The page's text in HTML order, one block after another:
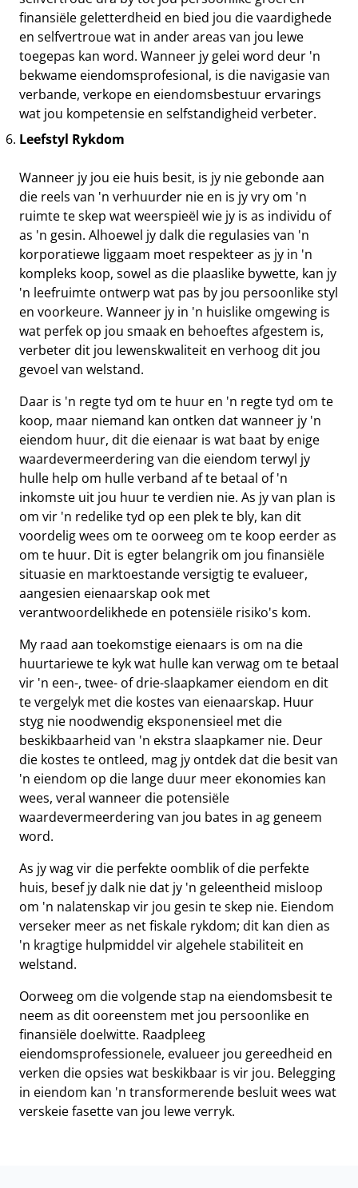
finansiële geletterdheid en bied jou die vaardighede
en selfvertroue wat in ander areas van jou lewe
toegepas kan word. Wanneer jy gelei word deur 'n
bekwame eiendomsprofesional, is die navigasie van
verbande, verkope en eiendomsbestuur ervarings
wat jou kompetensie en selfstandigheid verbeter.
Leefstyl Rykdom
Wanneer jy jou eie huis besit, is jy nie gebonde aan
die reels van 'n verhuurder nie en is jy vry om 'n
ruimte te skep wat weerspieël wie jy is as individu of
as 'n gesin. Alhoewel jy dalk die regulasies van 'n
korporatiewe liggaam moet respekteer as jy in 'n
kompleks koop, sowel as die plaaslike bywette, kan jy
'n leefruimte ontwerp wat pas by jou persoonlike styl
en voorkeure. Wanneer jy in 'n huislike omgewing is
wat perfek op jou smaak en behoeftes afgestem is,
verbeter dit jou lewenskwaliteit en verhoog dit jou
gevoel van welstand.
Daar is 'n regte tyd om te huur en 'n regte tyd om te
koop, maar niemand kan ontken dat wanneer jy 'n
eiendom huur, dit die eienaar is wat baat by enige
waardevermeerdering van die eiendom terwyl jy
hulle help om hulle verband af te betaal of 'n
inkomste uit jou huur te verdien nie. As jy van plan is
om vir 'n redelike tyd op een plek te bly, kan dit
voordelig wees om te oorweeg om te koop eerder as
om te huur. Dit is egter belangrik om jou finansiële
situasie en marktoestande versigtig te evalueer,
aangesien eienaarskap ook met
verantwoordelikhede en potensiële risiko's kom.
My raad aan toekomstige eienaars is om na die
huurtariewe te kyk wat hulle kan verwag om te betaal
vir 'n een-, twee- of drie-slaapkamer eiendom en dit
te vergelyk met die kostes van eienaarskap. Huur
styg nie noodwendig eksponensieel met die
beskikbaarheid van 'n ekstra slaapkamer nie. Deur
die kostes te ontleed, mag jy ontdek dat die besit van
'n eiendom op die lange duur meer ekonomies kan
wees, veral wanneer die potensiële
waardevermeerdering van jou bates in ag geneem
word.
As jy wag vir die perfekte oomblik of die perfekte
huis, besef jy dalk nie dat jy 'n geleentheid misloop
om 'n nalatenskap vir jou gesin te skep nie. Eiendom
verseker meer as net fiskale rykdom; dit kan dien as
'n kragtige hulpmiddel vir algehele stabiliteit en
welstand.
Oorweeg om die volgende stap na eiendomsbesit te
neem as dit ooreenstem met jou persoonlike en
finansiële doelwitte. Raadpleeg
eiendomsprofessionele, evalueer jou gereedheid en
verken die opsies wat beskikbaar is vir jou. Belegging
in eiendom kan 'n transformerende besluit wees wat
verskeie fasette van jou lewe verryk.